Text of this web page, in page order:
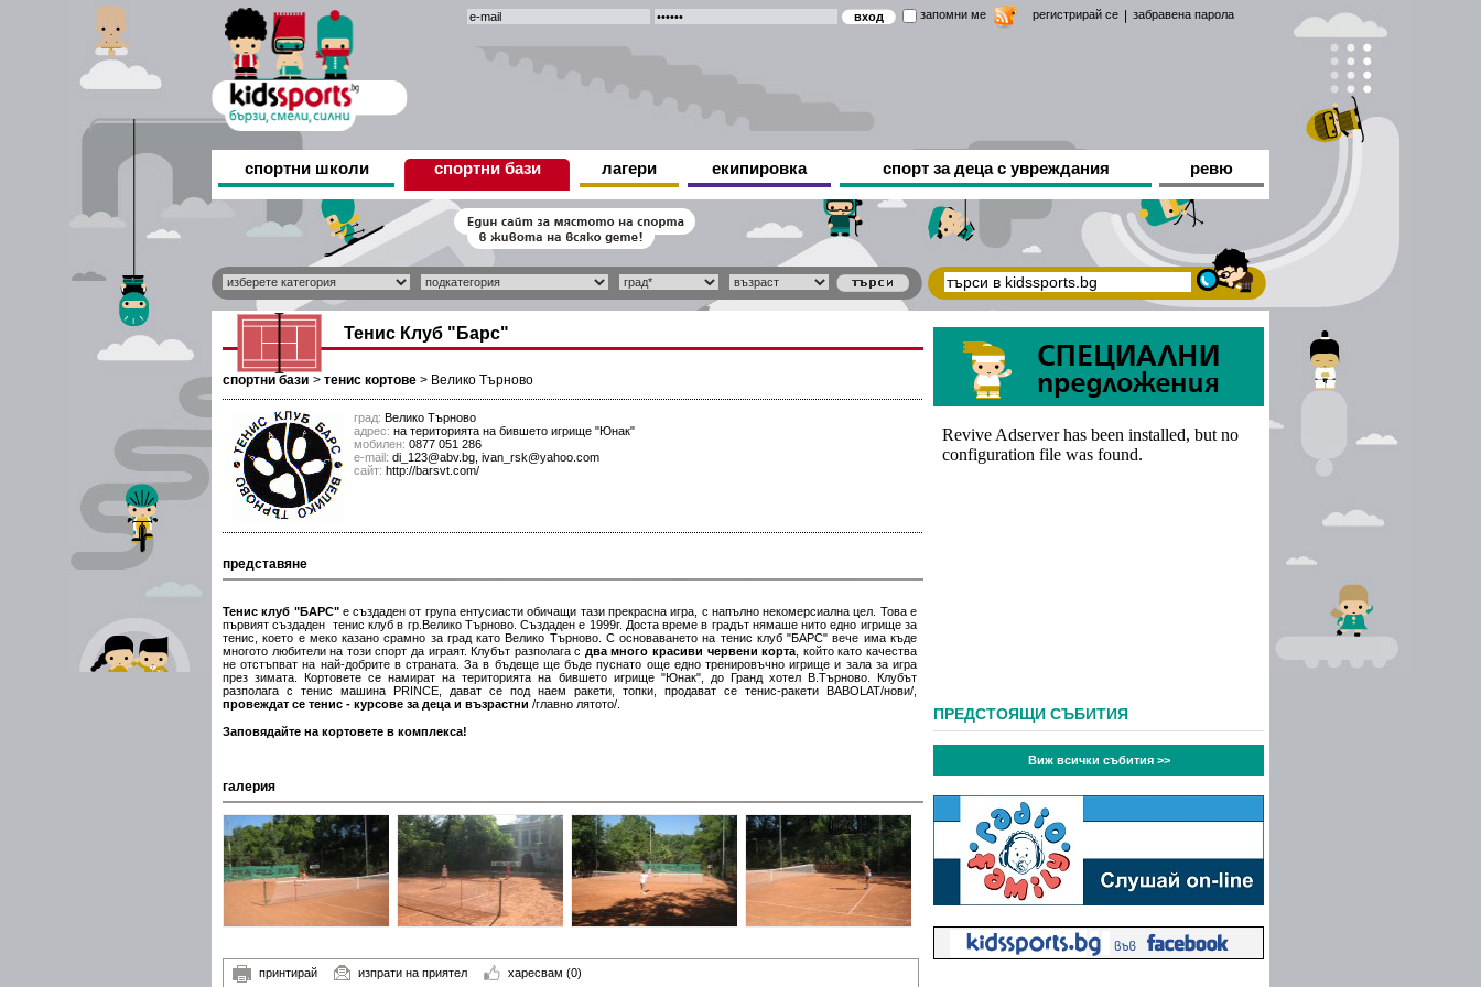
запомни ме регистрирай се забравена парола
спортни школи спортни бази лагери екипировка спорт за деца с увреждания ревю
Тенис Клуб "Барс"
спортни бази > тенис кортове > Велико Търново
град: Велико Търново
адрес: на територията на бившето игрище "Юнак"
мобилен: 0877 051 286
е-mail: di_123@abv.bg, ivan_rsk@yahoo.com
сайт: http://barsvt.com/
представяне
Тенис клуб "БАРС"е създаден от група ентусиасти обичащи тази прекрасна игра, с напълно некомерсиална цел. Това е
първият създаден тенис клуб в гр.Велико Търново. Създаден е 1999г. Доста време в градът нямаше нито едно игрище за
тенис, което е меко казано срамно за град като Велико Търново. С основаването на тенис клуб "БАРС" вече има къде
многото любители на този спорт да играят. Клубът разполага с два много красиви червени корта , който като качества
не отстъпват на най-добрите в страната. За в бъдеще ще бъде пуснато още едно тренировъчно игрище и зала за игра
през зимата. Кортовете се намират на територията на бившето игрище "Юнак", до Гранд хотел В.Търново. Клубът
разполага с тенис машина PRINCE, дават се под наем ракети, топки, продават се тенис-ракети BABOLAT/нови/,
провеждат се тенис - курсове за деца и възрастни /главно лятото/.
Заповядайте на кортовете в комплекса!
галерия
принтирай изпрати на приятел харесвам (0)
ПРЕДСТОЯЩИ СЪБИТИЯ
Виж всички събития >>